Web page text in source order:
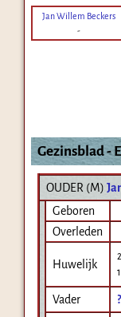
Jan Willem Beckers
-
Gezinsblad -
OUDER (M)
Geboren
Overleden
Huwelijk
Vader
?